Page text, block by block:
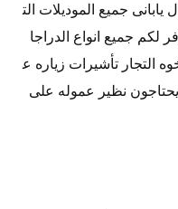
جميع الموديلات الت
لكم جميع انواع الدراجا
التجار تأشيرات زياره ع
نظير عموله على